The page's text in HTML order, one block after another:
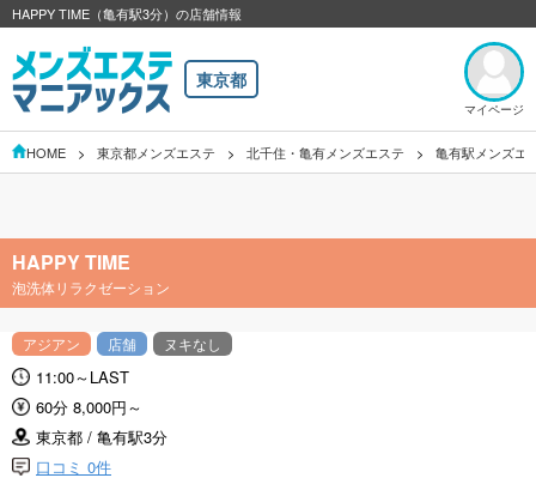
HAPPY TIME（亀有駅3分）の店舗情報
東京都
マイページ
HOME 東京都メンズエステ 北千住・亀有メンズエステ 亀有駅メンズエ
HAPPY TIME
泡洗体リラクゼーション
アジアン 店舗 ヌキなし
11:00～LAST
60分 8,000円～
東京都 / 亀有駅3分
口コミ 0件